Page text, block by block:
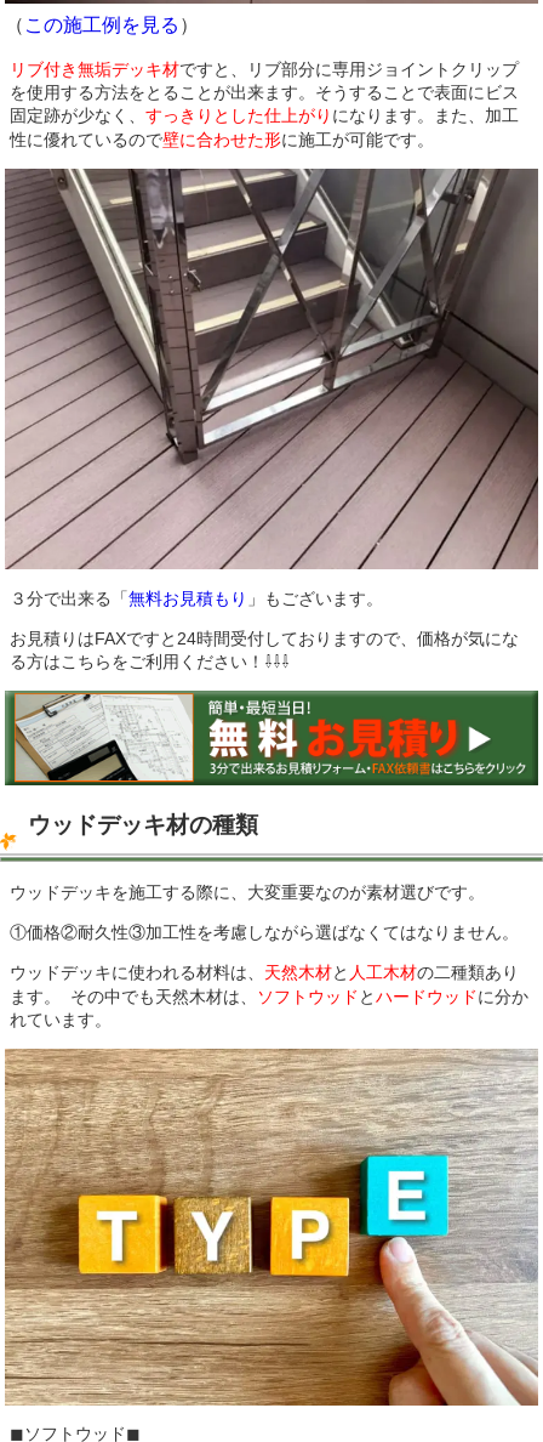
（ この施工例を見る ）
リブ付き無垢デッキ材ですと、リブ部分に専用ジョイントクリップ
を使用する方法をとることが出来ます。そうすることで表面にビス
固定跡が少なく、 すっきりとした仕上がり になります。また、加工
性に優れているので壁に合わせた形に施工が可能です。
３分で出来る「無料お見積もり 」もございます。
お見積りはFAXですと24時間受付しておりますので、価格が気にな
る方はこちらをご利用ください！⇩⇩⇩
ウッドデッキ材の種類
ウッドデッキを施工する際に、大変重要なのが素材選びです。
①価格②耐久性③加工性を考慮しながら選ばなくてはなりません。
ウッドデッキに使われる材料は、 天然木材と 人工木材の二種類あり
ます。 その中でも天然木材は、
ソフトウッド とハードウッドに分か
れています。
◼︎ソフトウッド◼︎